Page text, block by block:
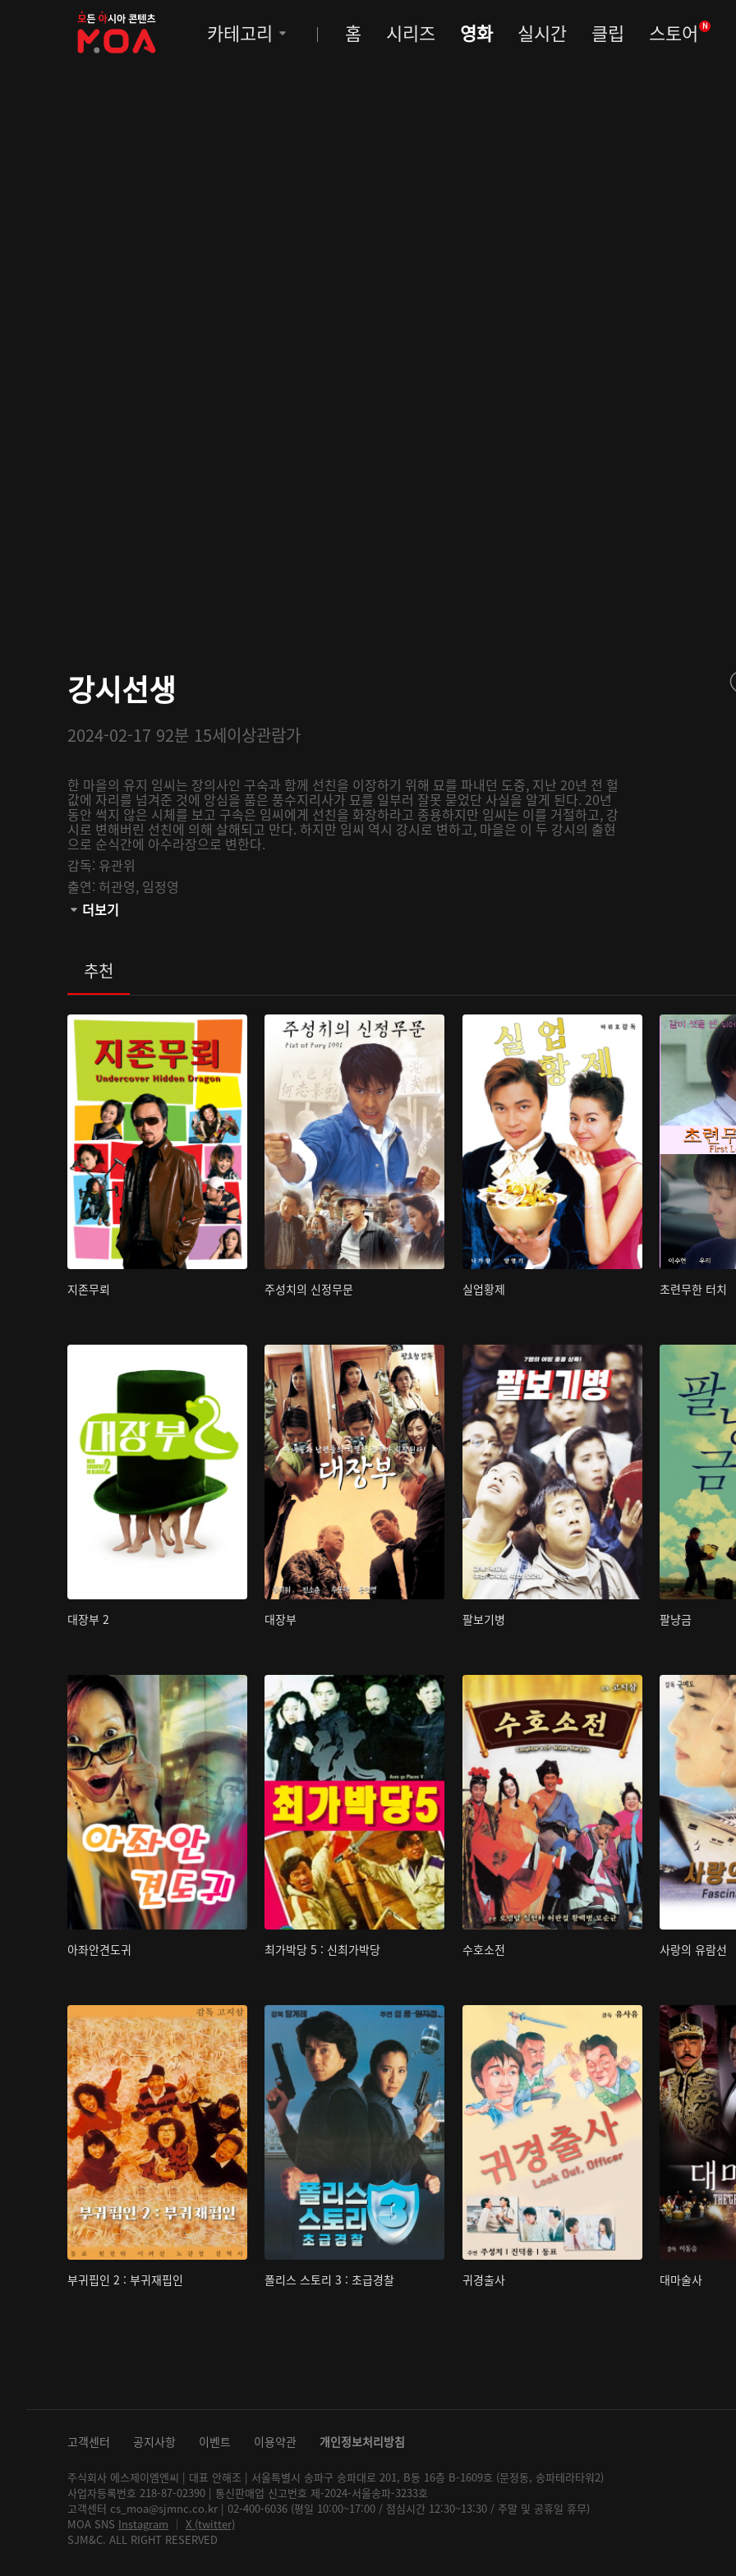
MOA
카테고리 홈 시리즈 영화 실시간 클립 스토어 N
강시선생
2024-02-17 92분 15세이상관람가
한 마을의 유지 임씨는 장의사인 구숙과 함께 선친을 이장하기 위해 묘를 파내던 도중, 지난 20년 전 헐
값에 자리를 넘겨준 것에 앙심을 품은 풍수지리사가 묘를 일부러 잘못 묻었단 사실을 알게 된다. 20년
동안 썩지 않은 시체를 보고 구속은 임씨에게 선친을 화장하라고 종용하지만 임씨는 이를 거절하고, 강
시로 변해버린 선친에 의해 살해되고 만다. 하지만 임씨 역시 강시로 변하고, 마을은 이 두 강시의 출현
으로 순식간에 아수라장으로 변한다.
감독: 유관위
출연: 허관영, 임정영
관람등급:
더보기
추천
지존무뢰 주성치의 신정무문 실업황제 초련무한 터치
대장부 2 대장부 팔보기병 팔냥금
아좌안견도귀 최가박당 5 : 신최가박당 수호소전 사랑의 유람선
부귀핍인 2 : 부귀재핍인 폴리스 스토리 3 : 초급경찰 귀경출사 대마술사
고객센터 공지사항 이벤트 이용약관 개인정보처리방침
주식회사 에스제이엠엔씨 | 대표 안해조 | 서울특별시 송파구 송파대로 201, B동 16층 B-1609호 (문정동, 송파테라타워2)
사업자등록번호 218-87-02390 | 통신판매업 신고번호 제-2024-서울송파-3233호
고객센터 cs_moa@sjmnc.co.kr | 02-400-6036 (평일 10:00~17:00 / 점심시간 12:30~13:30 / 주말 및 공휴일 휴무)
MOA SNS Instagram │ X (twitter)
SJM&C. ALL RIGHT RESERVED